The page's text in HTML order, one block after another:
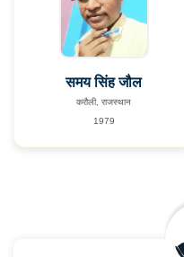
समय सिंह जौल
करौली, राजस्थान
1979